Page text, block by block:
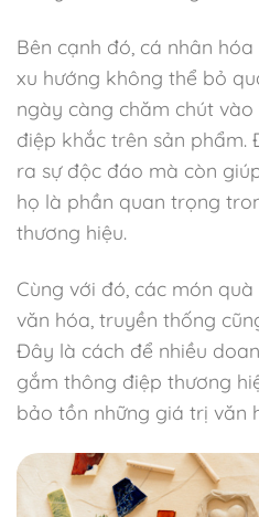
Bên cạnh đó, cá nhân
xu hướng không thể bỏ
ngày càng chăm chút
điệp khắc trên sản phẩm.
ra sự độc đáo mà còn
họ là phần quan trọng
thương hiệu.
Cùng với đó, các món
văn hóa, truyền thống
Đây là cách để nhiều
gắm thông điệp thương
bảo tồn những giá trị văn